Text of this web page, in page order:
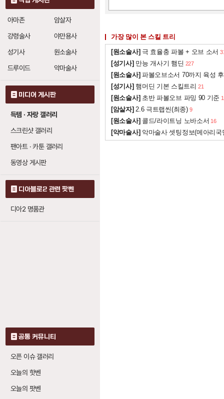
아마존
암살자
강령술사
야만용사
성기사
원소술사
드루이드
악마술사
미디어 게시판
득템 · 자랑 갤러리
스크린샷 갤러리
팬아트 · 카툰 갤러리
동영상 게시판
디아블로2 관련 팟벤
디아2 명품관
공통 커뮤니티
오픈 이슈 갤러리
오늘의 핫벤
오늘의 팟벤
빙하 가시 : 레벨당
눈보라
1 : 레벨당 냉
얼음 보주 20 : 레벨
빙하 가시 (글래셜
얼음살 20 : 레벨당
얼음 작렬 1 : 레벨당
눈보라 1 : 레벨당 빙
얼음 보주
: 레벨
가장 많이 본 스킬 트리
[원소술사] 극 효율충 파볼 + 오브 소서
[성기사] 만능 개사기 햄딘 227
[원소술사] 파볼오브소서 70까지 육성
[성기사] 햄머딘 기본 스킬트리 21
[원소술사] 초반 파볼오브 파밍 90 기준
[암살자] 2.6 극트랩씬(최종) 9
[원소술사] 콜드/라이트닝 노바소서 16
[악마술사] 악마술사 셋팅정보(메아리국